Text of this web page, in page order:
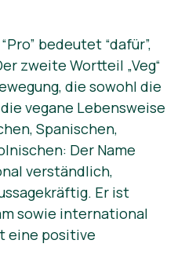
bedeutet “dafür”,
zweite Wortteil „Veg“
die sowohl die
vegane Lebensweise
Spanischen,
Der Name
verständlich,
Er ist
sowie international
eine positive